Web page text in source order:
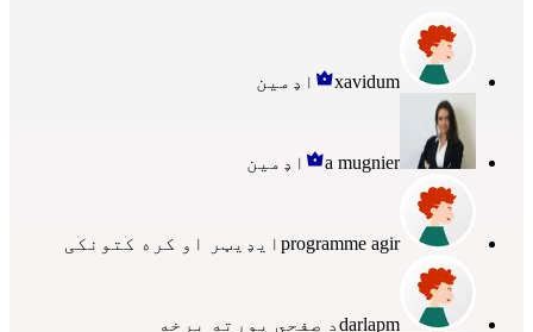
xavidum اډمین
a mugnier اډمین
programme agir ایډیټر او کره کتونکی
darlapmد صفحي پورته برخه